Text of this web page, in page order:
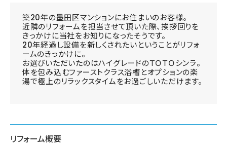
築20年の墨田区マンションにお住まいのお客様。
近隣のリフォームを担当させて頂いた際、挨拶回りを
きっかけに当社をお知りになったそうです。
20年経過し設備を新しくされたいということがリフォ
ームのきっかけに。
お選びいただいたのはハイグレードのＴＯＴＯシンラ。
体を包み込むファーストクラス浴槽とオプションの楽
湯で極上のリラックスタイムをお過ごしいただけます。
リフォーム概要